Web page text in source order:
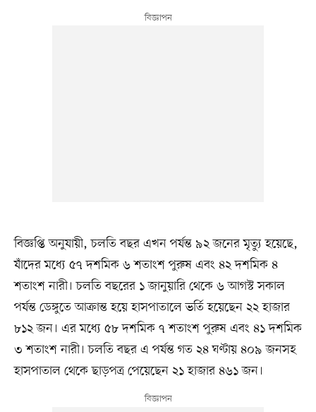
বিজ্ঞপ্তি অনুযায়ী, চলতি বছর এখন পর্যন্ত ৯২ জনের মৃত্যু হয়েছে,
যাঁদের মধ্যে ৫৭ দশমিক ৬ শতাংশ পুরুষ এবং ৪২ দশমিক ৪
শতাংশ নারী। চলতি বছরের ১ জানুয়ারি থেকে ৬ আগস্ট সকাল
পর্যন্ত ডেঙ্গুতে আক্রান্ত হয়ে হাসপাতালে ভর্তি হয়েছেন ২২ হাজার
৮১২ জন। এর মধ্যে ৫৮ দশমিক ৭ শতাংশ পুরুষ এবং ৪১ দশমিক
৩ শতাংশ নারী। চলতি বছর এ পর্যন্ত গত ২৪ ঘণ্টায় ৪০৯ জনসহ
হাসপাতাল থেকে ছাড়পত্র পেয়েছেন ২১ হাজার ৪৬১ জন।